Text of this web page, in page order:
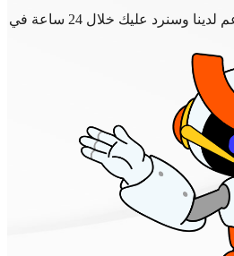
يرجى التواصل مع فريق الدعم لدينا وسنرد عليك خلال 24 ساعة في